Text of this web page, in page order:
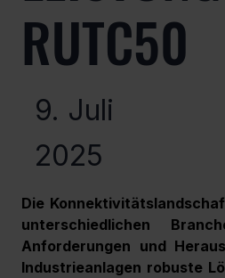
RUTC50
9. Juli
2025
Die
unterschiedlichen
Anforderungen und
Industrieanlagen robuste